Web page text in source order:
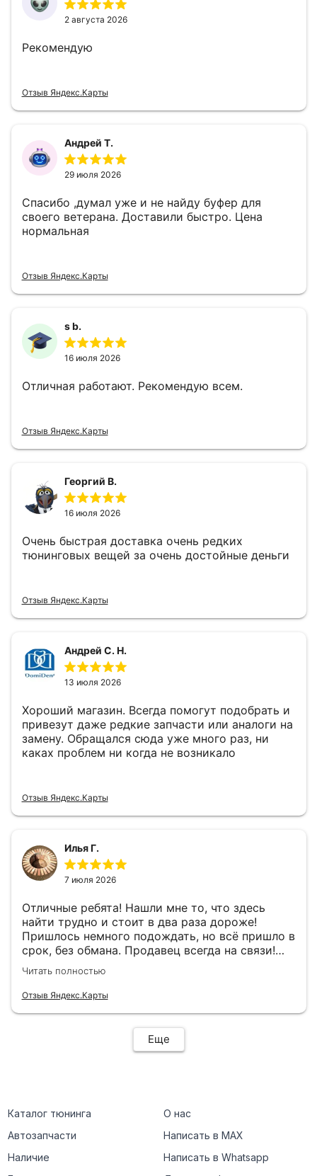
2 августа 2026
Рекомендую
Отзыв Яндекс.Карты
Андрей Т.
29 июля 2026
Спасибо ,думал уже и не найду буфер для
своего ветерана. Доставили быстро. Цена
нормальная
Отзыв Яндекс.Карты
s b.
16 июля 2026
Отличная работают. Рекомендую всем.
Отзыв Яндекс.Карты
Георгий В.
16 июля 2026
Очень быстрая доставка очень редких
тюнинговых вещей за очень достойные деньги
Отзыв Яндекс.Карты
Андрей С. Н.
13 июля 2026
Хороший магазин. Всегда помогут подобрать и
привезут даже редкие запчасти или аналоги на
замену. Обращался сюда уже много раз, ни
каках проблем ни когда не возникало
Отзыв Яндекс.Карты
Илья Г.
7 июля 2026
Отличные ребята! Нашли мне то, что здесь
найти трудно и стоит в два раза дороже!
Пришлось немного подождать, но всё пришло в
срок, без обмана. Продавец всегда на связи!
Буду ещё обращаться! 👍
Читать полностью
Отзыв Яндекс.Карты
Еще
Каталог тюнинга
Автозапчасти
Наличие
О нас
Написать в MAX
Написать в Whatsapp